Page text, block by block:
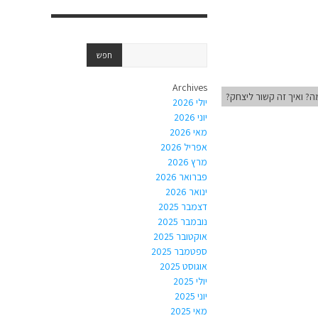
ואיך זה קשור ליצחק?
Archives
יולי 2026
יוני 2026
מאי 2026
אפריל 2026
מרץ 2026
פברואר 2026
ינואר 2026
דצמבר 2025
נובמבר 2025
אוקטובר 2025
ספטמבר 2025
אוגוסט 2025
יולי 2025
יוני 2025
מאי 2025